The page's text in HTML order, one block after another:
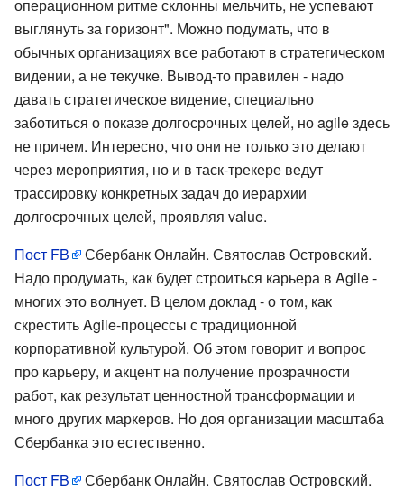
операционном ритме склонны мельчить, не успевают
выглянуть за горизонт". Можно подумать, что в
обычных организациях все работают в стратегическом
видении, а не текучке. Вывод-то правилен - надо
давать стратегическое видение, специально
заботиться о показе долгосрочных целей, но agile здесь
не причем. Интересно, что они не только это делают
через мероприятия, но и в таск-трекере ведут
трассировку конкретных задач до иерархии
долгосрочных целей, проявляя value.
Пост FB
Сбербанк Онлайн. Святослав Островский.
Надо продумать, как будет строиться карьера в Agile -
многих это волнует. В целом доклад - о том, как
скрестить Agile-процессы с традиционной
корпоративной культурой. Об этом говорит и вопрос
про карьеру, и акцент на получение прозрачности
работ, как результат ценностной трансформации и
много других маркеров. Но доя организации масштаба
Сбербанка это естественно.
Пост FB
Сбербанк Онлайн. Святослав Островский.